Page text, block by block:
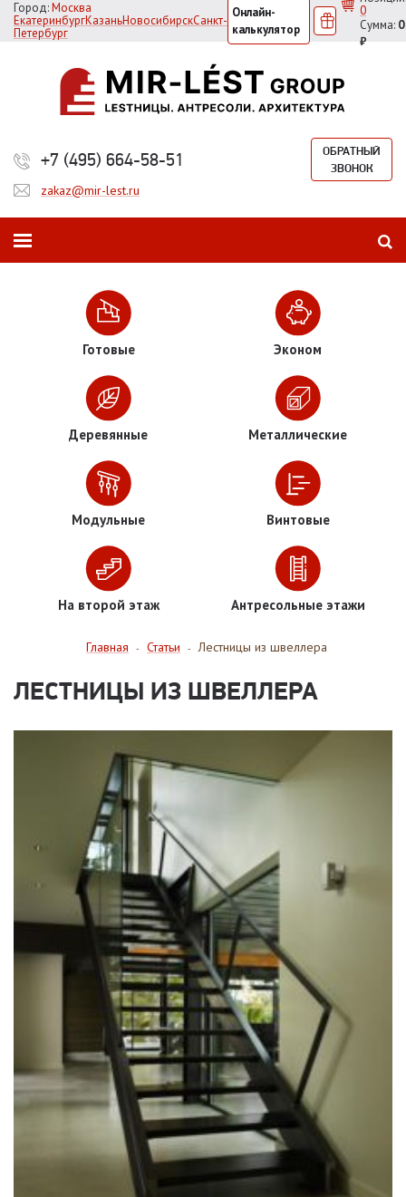
Город:Москва
ЕкатеринбургКазаньНовосибирскСанкт-
Петербург
Онлайн-
калькулятор
0
Сумма: 0
₽
+7 (495) 664-58-51
ОБРАТНЫЙ
ЗВОНОК
zakaz@mir-lest.ru
Готовые Эконом
Деревянные Металлические
Модульные Винтовые
На второй этаж Антресольные этажи
Главная - Статьи - Лестницы из швеллера
ЛЕСТНИЦЫ ИЗ ШВЕЛЛЕРА